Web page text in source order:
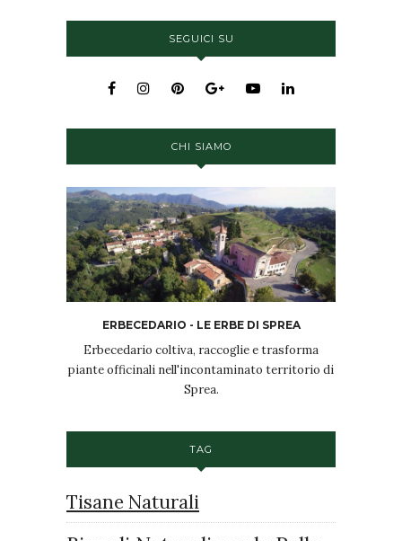
SEGUICI SU
CHI SIAMO
ERBECEDARIO - LE ERBE DI SPREA
Erbecedario coltiva, raccoglie e trasforma
piante officinali nell'incontaminato territorio di
Sprea.
TAG
Tisane Naturali